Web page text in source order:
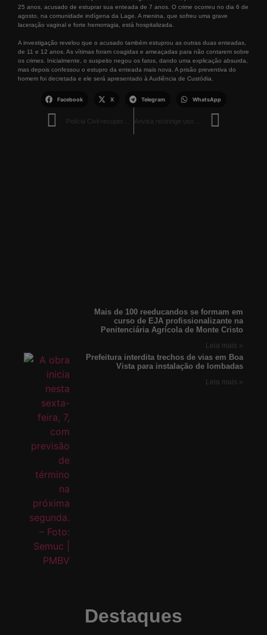
25 anos, acusado de estuprar sua enteada de 7 anos. O crime ocorreu no dia 6 de
agosto, na comunidade indígena da Lage. A menina, que sofreu uma grave
laceração vaginal e forte hemorragia, está hospitalizada.
A investigação revelou que o acusado também estuprou as outras duas enteadas,
de 11 e 12 anos. As vítimas foram coagidas e ameaçadas para não contarem sobre
os crimes. Inicialmente, o suspeito negou os fatos, dando uma explicação absurda,
mas depois confessou o estupro da enteada mais nova. A prisão preventiva do
homem foi decretada e ele será apresentado à Audiência de Custódia.
Facebook X Telegram WhatsApp
Destaques
Mais de 100 reeducandos se formam em
curso de EJA profissionalizante na
Penitenciária Agrícola de Monte Cristo
Leia mais »
Prefeitura interdita trechos de vias em Boa
Vista para instalação de lombadas
Leia mais »